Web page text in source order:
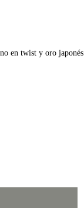
en twist y oro japonés